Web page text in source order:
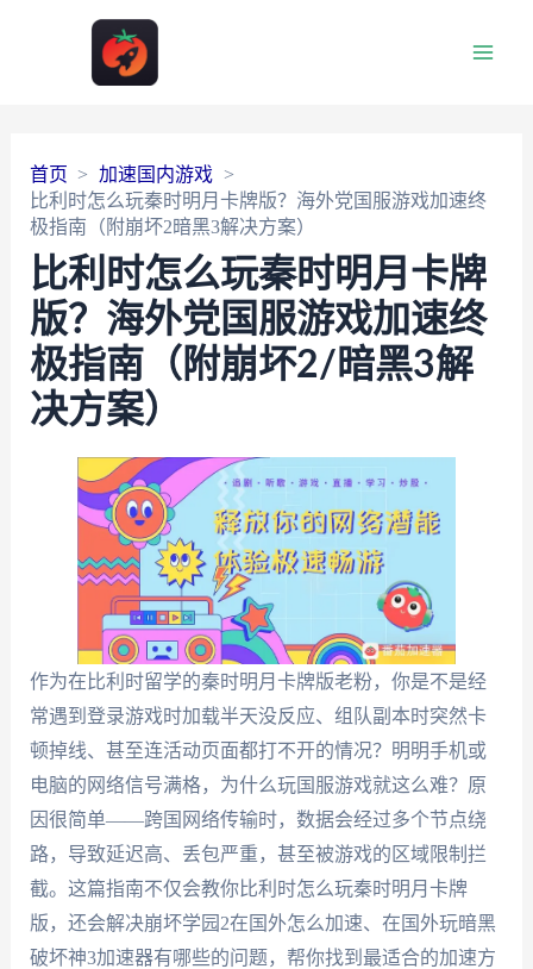
首页
加速国内游戏
比利时怎么玩秦时明月卡牌版？海外党国服游戏加速终
极指南（附崩坏2暗黑3解决方案）
比利时怎么玩秦时明月卡牌
版？海外党国服游戏加速终
极指南（附崩坏2/暗黑3解
决方案）
作为在比利时留学的秦时明月卡牌版老粉，你是不是经
常遇到登录游戏时加载半天没反应、组队副本时突然卡
顿掉线、甚至连活动页面都打不开的情况？明明手机或
电脑的网络信号满格，为什么玩国服游戏就这么难？原
因很简单——跨国网络传输时，数据会经过多个节点绕
路，导致延迟高、丢包严重，甚至被游戏的区域限制拦
截。这篇指南不仅会教你比利时怎么玩秦时明月卡牌
版，还会解决崩坏学园2在国外怎么加速、在国外玩暗黑
破坏神3加速器有哪些的问题，帮你找到最适合的加速方